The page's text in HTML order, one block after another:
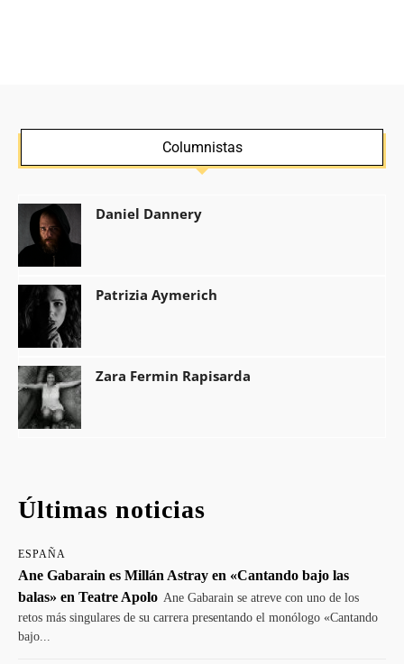
Columnistas
Daniel Dannery
Patrizia Aymerich
Zara Fermin Rapisarda
Últimas noticias
ESPAÑA
Ane Gabarain es Millán Astray en «Cantando bajo las
balas» en Teatre Apolo Ane Gabarain se atreve con uno de los
retos más singulares de su carrera presentando el monólogo «Cantando
bajo...